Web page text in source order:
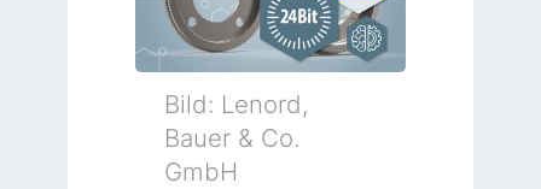
f
l
i
b
u
n
k
o
d
Bild: Lenord,
Bauer & Co.
GmbH